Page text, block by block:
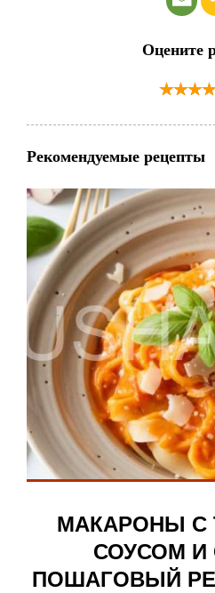
Оцените
Рекомендуемые рецепты
МАКАРОНЫ С
СОУСОМ
ПОШАГОВЫЙ